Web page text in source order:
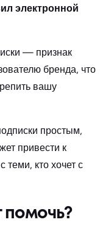
электронной
— признак
бренда, что
вашу
простым,
привести к
теми, кто хочет с